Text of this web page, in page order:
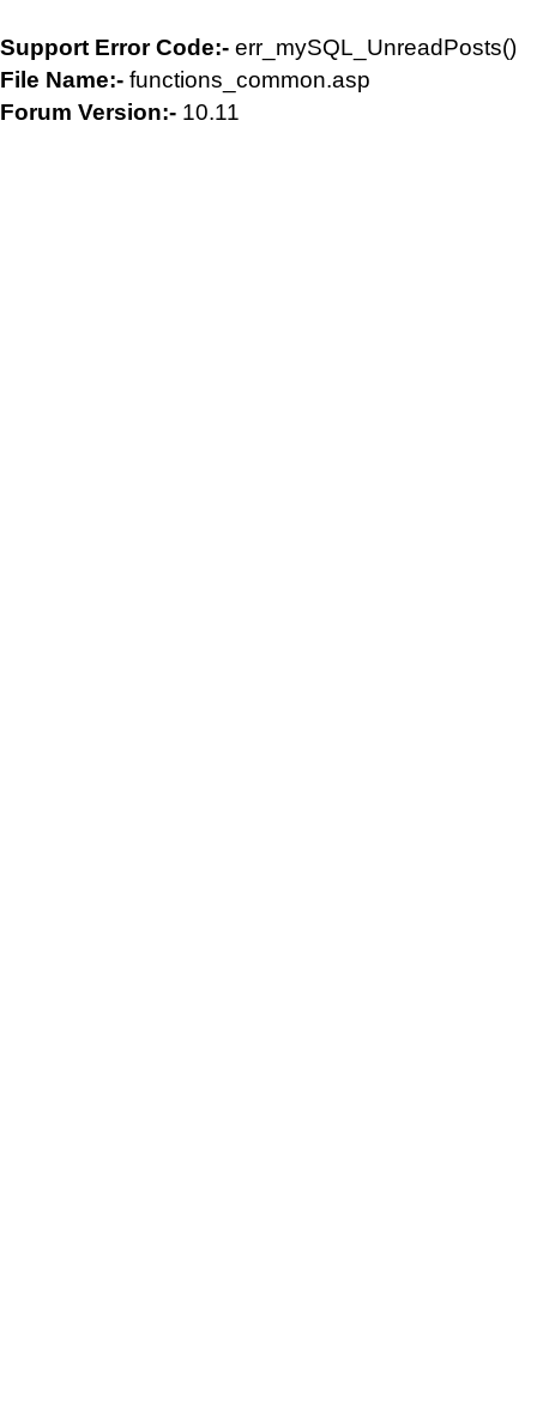
Support Error Code:- err_mySQL_UnreadPosts()
File Name:- functions_common.asp
Forum Version:- 10.11